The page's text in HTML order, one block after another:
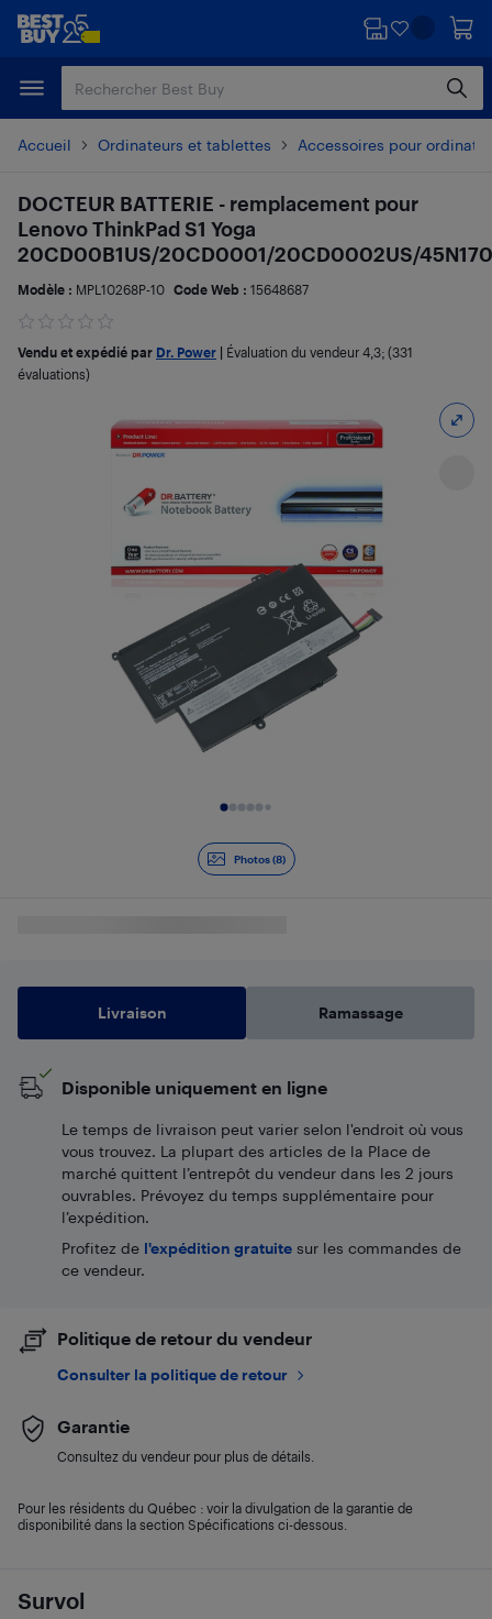
Passer
principal
Passer
Accueil Ordinateurs et tablettes Accessoires pour
Photos (8)
Survol
DOCTEUR BATTERIE - remplacement pour
Lenovo ThinkPad S1 Yoga
20CD00B1US/20CD0001/20CD0002US/
Modèle : MPL10268P-10 Code Web : 15648687
Vendu et expédié par Dr. Power Évaluation du vendeur 4,3; (331
évaluations)
Livraison Ramassage
Disponible uniquement en ligne
Le temps de livraison peut varier selon l'endroit où vous
vous trouvez. La plupart des articles de la Place de
marché quittent l’entrepôt du vendeur dans les 2 jours
ouvrables. Prévoyez du temps supplémentaire pour
l’expédition.
Profitez de l'expédition gratuite sur les commandes de
ce vendeur.
Politique de retour du vendeur
Consulter la politique de retour
Garantie
Consultez du vendeur pour plus de détails.
Pour les résidents du Québec : voir la divulgation de la garantie de
disponibilité dans la section Spécifications ci-dessous.